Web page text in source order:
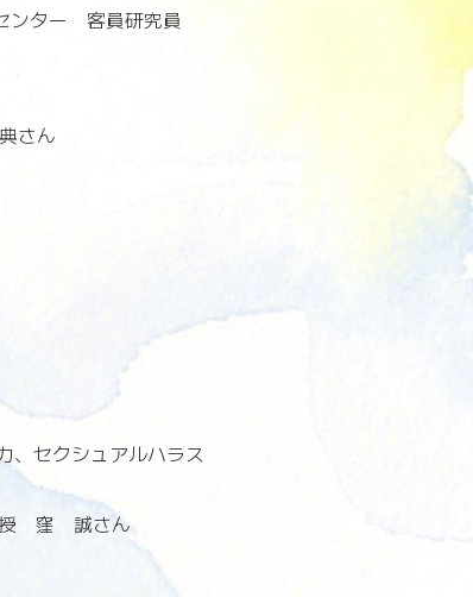
ンター 客員研究員
さん
、セクシュアルハラス
授 窪 誠さん